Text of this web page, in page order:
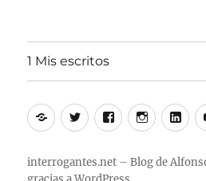
1 Mis escritos
Alfonso
Aguiló
TwitterFacebook
interrogantes.net – Blog de